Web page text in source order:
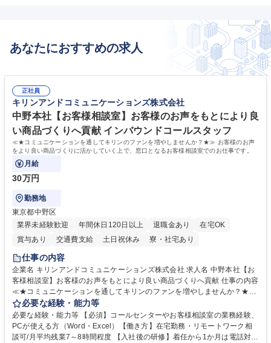
あなたにおすすめの求人
正社員
キリンアンドコミュニケーションズ株式会社
中野本社【お客様相談室】お客様のお声をもとにより良
い商品づくりへ貢献 インバウンドコールスタッフ
≪★コミュニケーションを通してキリンのファンを増やしませんか？★≫ お客様のお声
をより良い商品づくりに活かしていく上で、窓口となるお客様相談室でのお仕事です。
月給
30万円
勤務地
東京都中野区
業界未経験歓迎
年間休日120日以上 退職金あり
在宅OK
賞与あり
交通費支給 土日祝休み 寮・社宅あり
仕事の内容
企業名 キリンアンドコミュニケーションズ株式会社 求人名 中野本社【お
客様相談室】お客様のお声をもとにより良い商品づくりへ貢献 仕事の内容
≪★コミュニケーションを通してキリンのファンを増やしませんか？★≫
お客様のお声をより良い商品づくりに活かしていく上で、窓口となるお客
様相談室でのお仕事です。 日々お客様からいただくキリングループへのご
意見を、企業活動に活かしています。お客様からの声に迅速かつ誠意をも
って対応、情報提供するとともにグループ内活動に反映しています。 【具
必要な経験・能力等
必要な経験・能力等 【必須】コールセンターやお客様相談室の業務経験、
PCが使える方（Word・Excel）【働き方】在宅勤務・リモートワーク相
談可/月平均残業7～8時間程度 【入社後の研修】着任から1か月は電話対応